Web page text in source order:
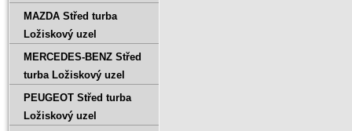
MAZDA Střed turba
Ložiskový uzel
MERCEDES-BENZ Střed
turba Ložiskový uzel
PEUGEOT Střed turba
Ložiskový uzel